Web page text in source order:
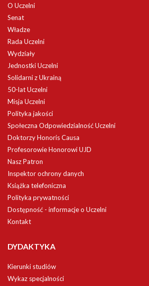
O Uczelni
Senat
Władze
Rada Uczelni
Wydziały
Jednostki Uczelni
Solidarni z Ukrainą
50-lat Uczelni
Misja Uczelni
Polityka jakości
Społeczna Odpowiedzialność Uczelni
Doktorzy Honoris Causa
Profesorowie Honorowi UJD
Nasz Patron
Inspektor ochrony danych
Książka telefoniczna
Polityka prywatności
Dostępność - informacje o Uczelni
Kontakt
DYDAKTYKA
Kierunki studiów
Wykaz specjalności